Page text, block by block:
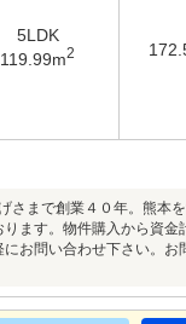
5LDK
119.99m2
まで創業４０年。熊本
ます。物件購入から資金
お問い合わせ下さい。お